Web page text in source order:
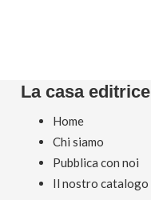
La casa editrice
Home
Chi siamo
Pubblica con noi
Il nostro catalogo